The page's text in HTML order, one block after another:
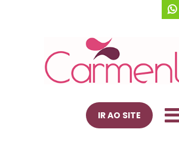
IR AO SITE